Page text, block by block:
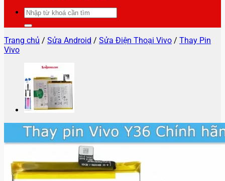
Tìm
kiếm:
Trang chủ / Sửa Android / Sửa Điện Thoại Vivo / Thay Pin
Vivo